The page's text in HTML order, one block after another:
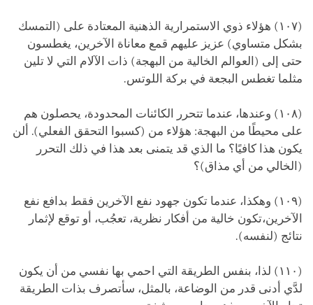
(١٠٧) هؤلاء ذوي الاستمرارية الذهنية المعتادة على (التمسك
بشكل متساوي) عزيز عليهم قمع معاناة الآخرين، يغطسون
حتى إلى (العوالم الخالية من البهجة) ذات الآلام التي لا تلين
مثلما تغطس البجعة في بركة اللوتس.
(١٠٨) وعندها، عندما تتحرر الكائنات المحدودة، يحصلون هم
على محيطًا من البهجة: هؤلاء من (كسبوا التحقق الفعلي). ألن
يكون هذا كافيًا؟ ما الذي قد يتمنى بعد هذا في ذلك التحرر
(الخالي من أي مذاق)؟
(١٠٩) وهكذا، عندما تكون جهود نفع الآخرين فقط بدافع نفع
الآخرين،تكون خالية من أفكار نظرية، تعجُب، أو توقع لإثمار
نتائج (لنفسه).
(١١٠) لذا، بنفس الطريقة التي احمي بها نفسي من أن يكون
لدَّي أدنى قدر من الوضاعة، بالمثل، سأتصرف بذات الطريقة